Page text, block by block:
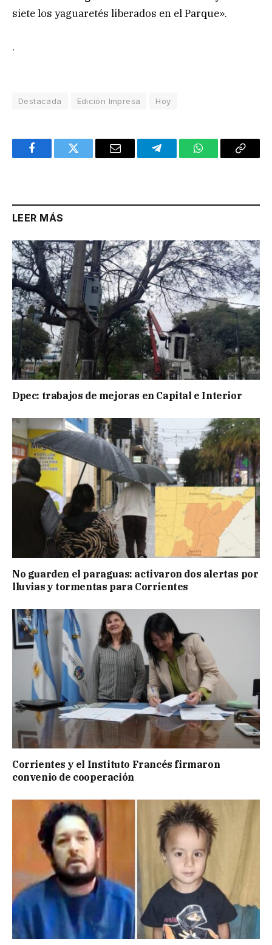
siete los yaguaretés liberados en el Parque».
.
Destacada Edición Impresa Hoy
FacebookTwitter Email TelegramWhatsAppCopy
LEER MÁS
Dpec: trabajos de mejoras en Capital e Interior
No guarden el paraguas: activaron dos alertas por
lluvias y tormentas para Corrientes
Corrientes y el Instituto Francés firmaron
convenio de cooperación